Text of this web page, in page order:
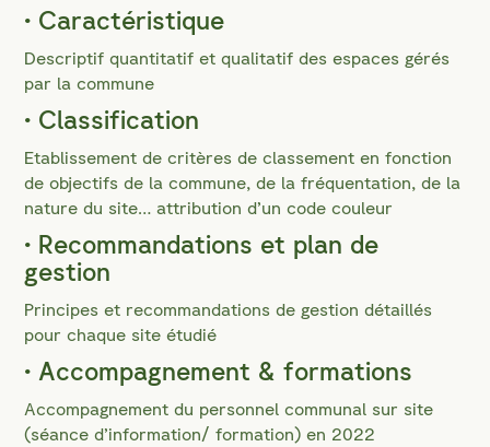
• Caractéristique
Descriptif quantitatif et qualitatif des espaces gérés
par la commune
• Classification
Etablissement de critères de classement en fonction
de objectifs de la commune, de la fréquentation, de la
nature du site… attribution d’un code couleur
• Recommandations et plan de
gestion
Principes et recommandations de gestion détaillés
pour chaque site étudié
• Accompagnement & formations
Accompagnement du personnel communal sur site
(séance d’information/ formation) en 2022